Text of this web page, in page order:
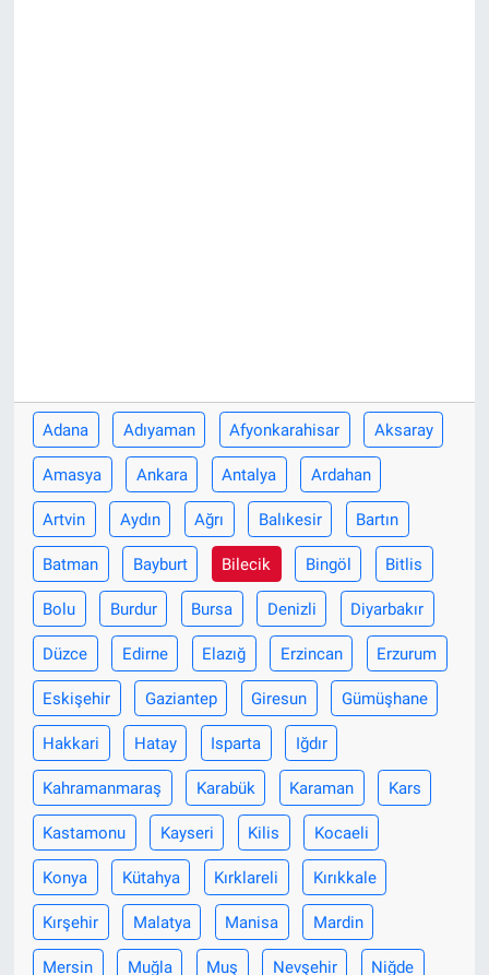
Adana Adıyaman Afyonkarahisar Aksaray
Amasya Ankara Antalya Ardahan
Artvin Aydın Ağrı Balıkesir Bartın
Batman Bayburt Bilecik Bingöl Bitlis
Bolu Burdur Bursa Denizli Diyarbakır
Düzce Edirne Elazığ Erzincan Erzurum
Eskişehir Gaziantep Giresun Gümüşhane
Hakkari Hatay Isparta Iğdır
Kahramanmaraş Karabük Karaman Kars
Kastamonu Kayseri Kilis Kocaeli
Konya Kütahya Kırklareli Kırıkkale
Kırşehir Malatya Manisa Mardin
Mersin Muğla Muş Nevşehir Niğde